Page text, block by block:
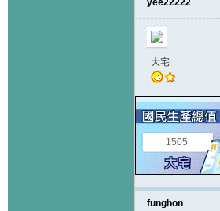
yee22222
大宅
1505
funghon